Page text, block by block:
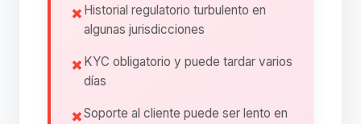
Historial regulatorio turbulento en
algunas jurisdicciones
KYC obligatorio y puede tardar varios
días
Soporte al cliente puede ser lento en